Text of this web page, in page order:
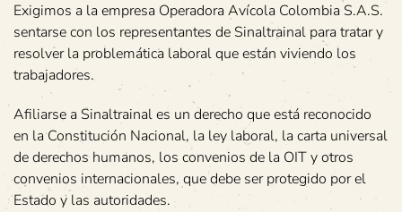
Exigimos a la empresa Operadora Avícola Colombia S.A.S.
sentarse con los representantes de Sinaltrainal para tratar y
resolver la problemática laboral que están viviendo los
trabajadores.
Afiliarse a Sinaltrainal es un derecho que está reconocido
en la Constitución Nacional, la ley laboral, la carta universal
de derechos humanos, los convenios de la OIT y otros
convenios internacionales, que debe ser protegido por el
Estado y las autoridades.